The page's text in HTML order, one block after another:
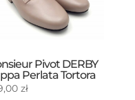
Pivot DERBY
Perlata Tortora
zł